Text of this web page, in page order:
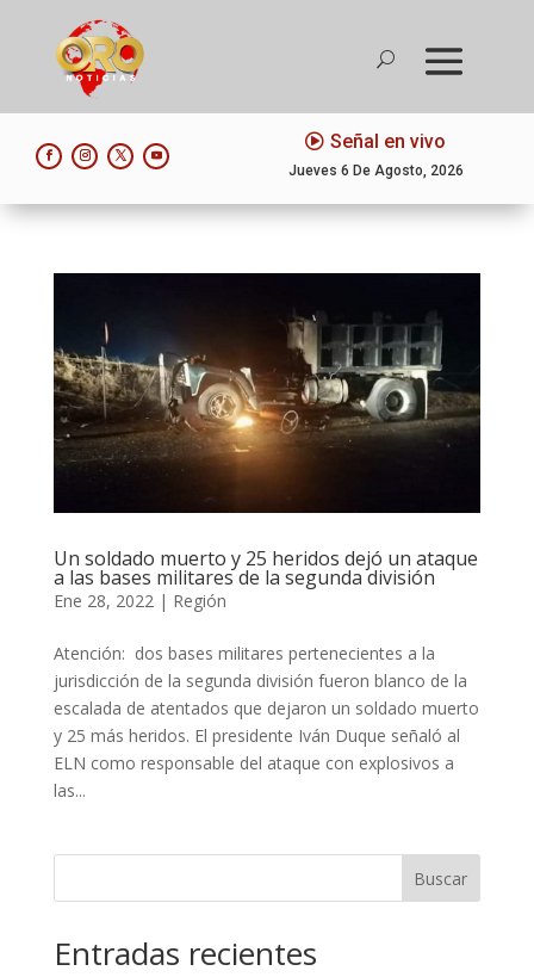
Señal en vivo
Jueves 6 De Agosto, 2026
Un soldado muerto y 25 heridos dejó un ataque
a las bases militares de la segunda división
Ene 28, 2022| Región
Atención: dos bases militares pertenecientes a la
jurisdicción de la segunda división fueron blanco de la
escalada de atentados que dejaron un soldado muerto
y 25 más heridos. El presidente Iván Duque señaló al
ELN como responsable del ataque con explosivos a
las...
Buscar
Entradas recientes